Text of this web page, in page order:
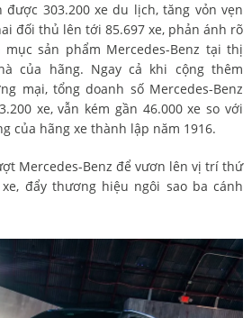
được 303.200 xe du lịch, tăng vỏn vẹn
đối thủ lên tới 85.697 xe, phản ánh rõ
sản phẩm Mercedes-Benz tại thị
của hãng. Ngay cả khi cộng thêm
mại, tổng doanh số Mercedes-Benz
xe, vẫn kém gần 46.000 xe so với
của hãng xe thành lập năm 1916.
Mercedes-Benz để vươn lên vị trí thứ
đẩy thương hiệu ngôi sao ba cánh